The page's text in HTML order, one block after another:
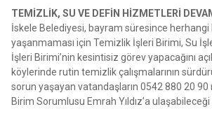
TEMİZLİK, SU VE DEFİN HİZMETLERİ
İskele Belediyesi, bayram süresince
yaşanmaması için Temizlik İşleri Birimi, Su
İşleri Birimi’nin kesintisiz görev yapacağını
köylerinde rutin temizlik çalışmalarının
sorun yaşayan vatandaşların 0542 880 20
Birim Sorumlusu Emrah Yıldız’a